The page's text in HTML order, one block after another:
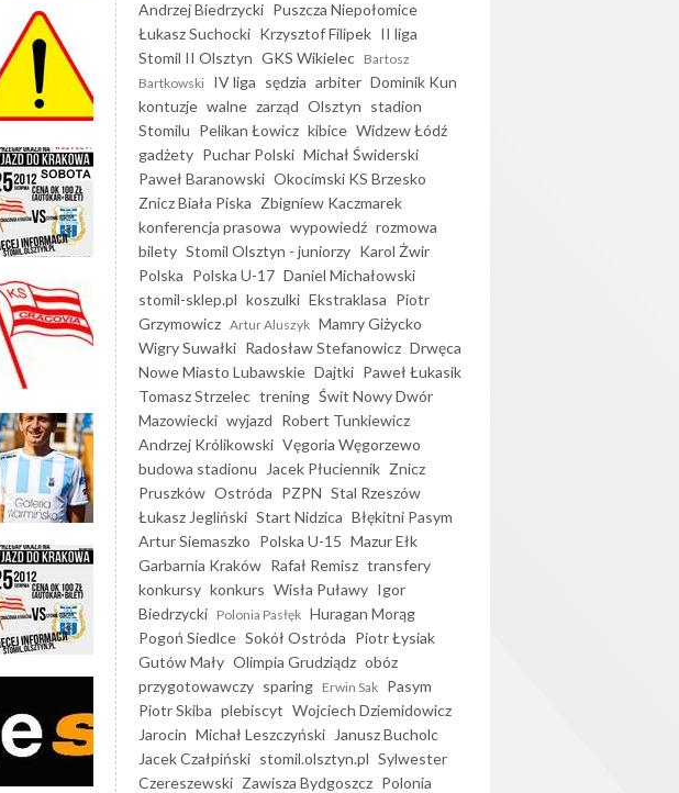
Andrzej Biedrzycki Puszcza Niepołomice
Łukasz Suchocki Krzysztof Filipek II liga
Stomil II Olsztyn GKS Wikielec Bartosz
Bartkowski IV liga sędzia arbiter Dominik Kun
kontuzje walne zarząd Olsztyn stadion
Stomilu Pelikan Łowicz kibice Widzew Łódź
gadżety Puchar Polski Michał Świderski
Paweł Baranowski Okocimski KS Brzesko
Znicz Biała Piska Zbigniew Kaczmarek
konferencja prasowa wypowiedź rozmowa
bilety Stomil Olsztyn - juniorzy Karol Żwir
Polska Polska U-17 Daniel Michałowski
stomil-sklep.pl koszulki Ekstraklasa Piotr
Grzymowicz Artur Aluszyk Mamry Giżycko
Wigry Suwałki Radosław Stefanowicz Drwęca
Nowe Miasto Lubawskie Dajtki Paweł Łukasik
Tomasz Strzelec trening Świt Nowy Dwór
Mazowiecki wyjazd Robert Tunkiewicz
Andrzej Królikowski Vęgoria Węgorzewo
budowa stadionu
Jacek Płuciennik Znicz
Pruszków Ostróda PZPN Stal Rzeszów
Łukasz Jegliński Start Nidzica Błękitni Pasym
Artur Siemaszko Polska U-15 Mazur Ełk
Garbarnia Kraków Rafał Remisz transfery
konkursy konkurs Wisła Puławy Igor
Biedrzycki Polonia Pasłęk Huragan Morąg
Pogoń Siedlce Sokół Ostróda Piotr Łysiak
Gutów Mały Olimpia Grudziądz obóz
przygotowawczy sparing Erwin Sak Pasym
Piotr Skiba plebiscyt Wojciech Dziemidowicz
Jarocin Michał Leszczyński
Janusz Bucholc
Jacek Czałpiński stomil.olsztyn.pl Sylwester
Czereszewski Zawisza Bydgoszcz Polonia